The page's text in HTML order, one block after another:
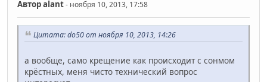
Авторalant- ноября 10, 2013, 17:58
Цитата: do50 от ноября 10, 2013, 14:26
а вообще, само крещение как происходит с сонмом
крёстных, меня чисто технический вопрос